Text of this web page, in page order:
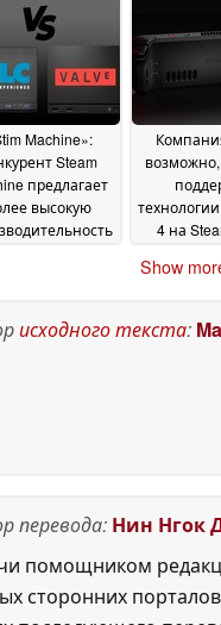
03 July 2026
на 20
Machine»:
Steam
предлагает
высокую
4 на
Show
исходного текста:
перевода: Нин Нгок
помощником
сторонних